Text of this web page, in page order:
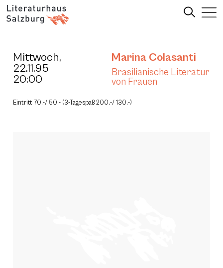
Mittwoch,
22.11.95
20:00
Marina Colasanti
Brasilianische Literatur
von Frauen
Eintritt 70.-/ 50,- (3-Tagespaß 200,-/ 130,-)